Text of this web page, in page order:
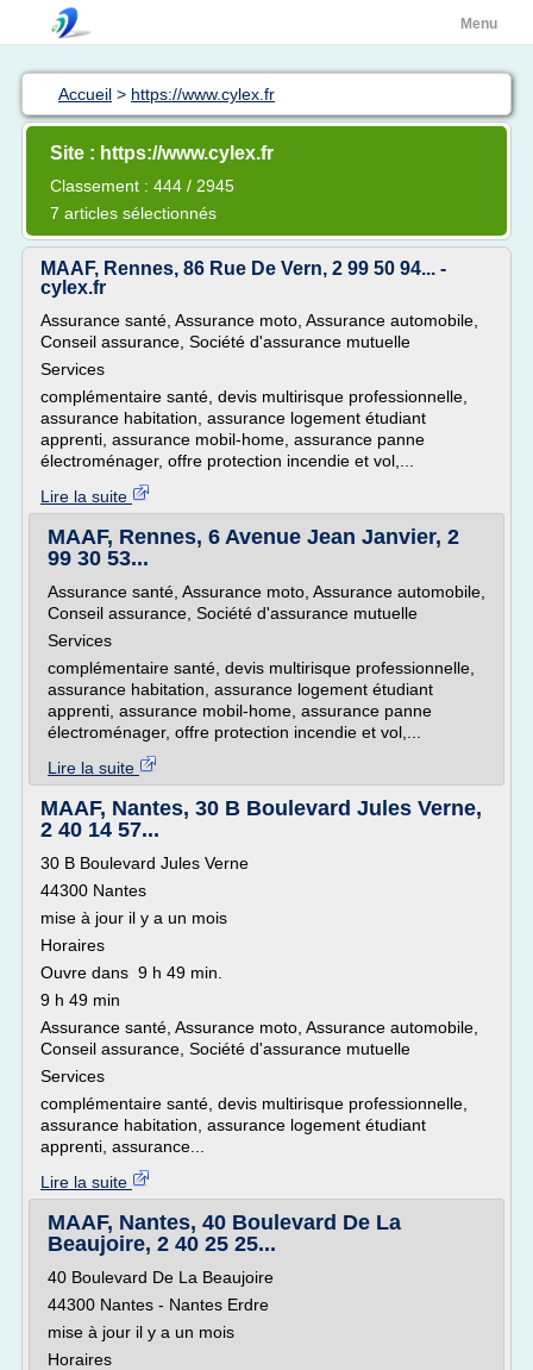
Menu
Accueil > https://www.cylex.fr
Site : https://www.cylex.fr
Classement : 444 / 2945
7 articles sélectionnés
MAAF, Rennes, 86 Rue De Vern, 2 99 50 94... -
cylex.fr
Assurance santé, Assurance moto, Assurance automobile,
Conseil assurance, Société d'assurance mutuelle
Services
complémentaire santé, devis multirisque professionnelle,
assurance habitation, assurance logement étudiant
apprenti, assurance mobil-home, assurance panne
électroménager, offre protection incendie et vol,...
Lire la suite
MAAF, Rennes, 6 Avenue Jean Janvier, 2
99 30 53...
Assurance santé, Assurance moto, Assurance automobile,
Conseil assurance, Société d'assurance mutuelle
Services
complémentaire santé, devis multirisque professionnelle,
assurance habitation, assurance logement étudiant
apprenti, assurance mobil-home, assurance panne
électroménager, offre protection incendie et vol,...
Lire la suite
MAAF, Nantes, 30 B Boulevard Jules Verne,
2 40 14 57...
30 B Boulevard Jules Verne
44300 Nantes
mise à jour il y a un mois
Horaires
Ouvre dans 9 h 49 min.
9 h 49 min
Assurance santé, Assurance moto, Assurance automobile,
Conseil assurance, Société d'assurance mutuelle
Services
complémentaire santé, devis multirisque professionnelle,
assurance habitation, assurance logement étudiant
apprenti, assurance...
Lire la suite
MAAF, Nantes, 40 Boulevard De La
Beaujoire, 2 40 25 25...
40 Boulevard De La Beaujoire
44300 Nantes - Nantes Erdre
mise à jour il y a un mois
Horaires